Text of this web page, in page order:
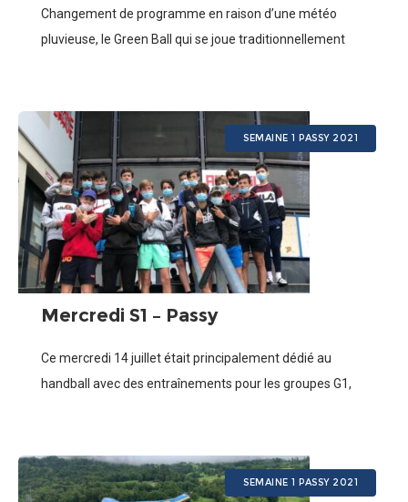
Changement de programme en raison d’une météo
pluvieuse, le Green Ball qui se joue traditionnellement
SEMAINE 1 PASSY 2021
Mercredi S1 – Passy
Ce mercredi 14 juillet était principalement dédié au
handball avec des entraînements pour les groupes G1,
SEMAINE 1 PASSY 2021